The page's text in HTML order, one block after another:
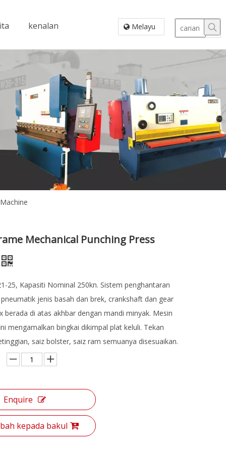
kenalan Melayu
Mechanical Punching Press
25, Kapasiti Nominal 250kn. Sistem penghantaran
jenis basah dan brek, crankshaft dan gear
berada di atas akhbar dengan mandi minyak. Mesin
mengamalkan bingkai dikimpal plat keluli. Tekan
saiz bolster, saiz ram semuanya disesuaikan.
Enquire
kepada bakul